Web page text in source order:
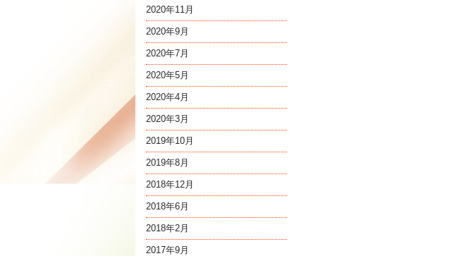
2020年11月
2020年9月
2020年7月
2020年5月
2020年4月
2020年3月
2019年10月
2019年8月
2018年12月
2018年6月
2018年2月
2017年9月